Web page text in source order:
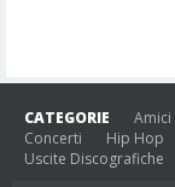
CATEGORIE Amici
Concerti
Hip Hop
Uscite Discografiche